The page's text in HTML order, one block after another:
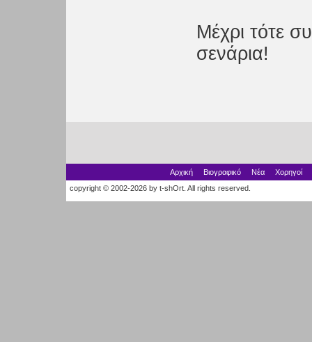
Μέχρι τότε
σενάρια!
Αρχική Βιογραφικό Νέα
Χορηγοί
copyright © 2002-2026 by t-shOrt. All rights reserved.